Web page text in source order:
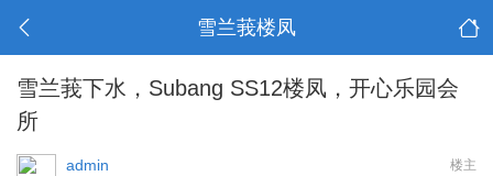
雪兰莪楼凤
雪兰莪下水，Subang SS12楼凤，开心乐园会
所
楼主
admin